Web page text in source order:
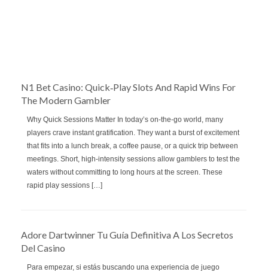
N1 Bet Casino: Quick‑Play Slots And Rapid Wins For
The Modern Gambler
Why Quick Sessions Matter In today’s on‑the‑go world, many
players crave instant gratification. They want a burst of excitement
that fits into a lunch break, a coffee pause, or a quick trip between
meetings. Short, high‑intensity sessions allow gamblers to test the
waters without committing to long hours at the screen. These
rapid play sessions […]
Adore Dartwinner Tu Guía Definitiva A Los Secretos
Del Casino
Para empezar, si estás buscando una experiencia de juego